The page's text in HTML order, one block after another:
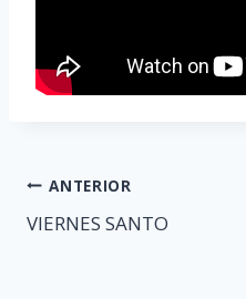
Navegación
de
ANTERIOR
VIERNES SANTO